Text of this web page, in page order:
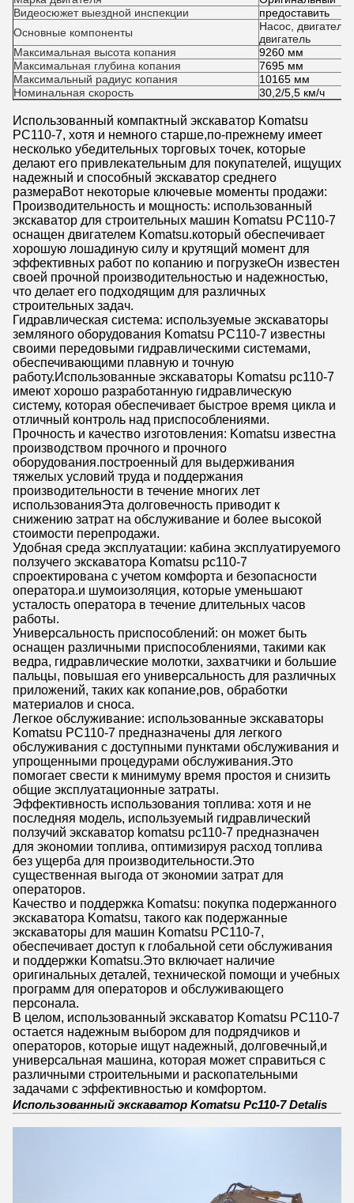
Видеосюжет выездной инспекции
предоставить
Основные компоненты
Насос,
двигатель
Максимальная высота копания
9260 мм
Максимальная глубина копания
7695 мм
Максимальный радиус копания
10165 мм
Номинальная скорость
30,2/5,5 км/ч
Использованный компактный экскаватор Komatsu
PC110-7, хотя и немного старше,по-прежнему имеет
несколько убедительных торговых точек, которые
делают его привлекательным для покупателей, ищущих
надежный и способный экскаватор среднего
размераВот некоторые ключевые моменты продажи:
Производительность и мощность: использованный
экскаватор для строительных машин Komatsu PC110-7
оснащен двигателем Komatsu.который обеспечивает
хорошую лошадиную силу и крутящий момент для
эффективных работ по копанию и погрузкеОн известен
своей прочной производительностью и надежностью,
что делает его подходящим для различных
строительных задач.
Гидравлическая система: используемые экскаваторы
земляного оборудования Komatsu PC110-7 известны
своими передовыми гидравлическими системами,
обеспечивающими плавную и точную
работу.Использованные экскаваторы Komatsu pc110-7
имеют хорошо разработанную гидравлическую
систему, которая обеспечивает быстрое время цикла и
отличный контроль над приспособлениями.
Прочность и качество изготовления: Komatsu известна
производством прочного и прочного
оборудования.построенный для выдерживания
тяжелых условий труда и поддержания
производительности в течение многих лет
использованияЭта долговечность приводит к
снижению затрат на обслуживание и более высокой
стоимости перепродажи.
Удобная среда эксплуатации: кабина эксплуатируемого
ползучего экскаватора Komatsu pc110-7
спроектирована с учетом комфорта и безопасности
оператора.и шумоизоляция, которые уменьшают
усталость оператора в течение длительных часов
работы.
Универсальность приспособлений: он может быть
оснащен различными приспособлениями, такими как
ведра, гидравлические молотки, захватчики и большие
пальцы, повышая его универсальность для различных
приложений, таких как копание,ров, обработки
материалов и сноса.
Легкое обслуживание: использованные экскаваторы
Komatsu PC110-7 предназначены для легкого
обслуживания с доступными пунктами обслуживания и
упрощенными процедурами обслуживания.Это
помогает свести к минимуму время простоя и снизить
общие эксплуатационные затраты.
Эффективность использования топлива: хотя и не
последняя модель, используемый гидравлический
ползучий экскаватор komatsu pc110-7 предназначен
для экономии топлива, оптимизируя расход топлива
без ущерба для производительности.Это
существенная выгода от экономии затрат для
операторов.
Качество и поддержка Komatsu: покупка подержанного
экскаватора Komatsu, такого как подержанные
экскаваторы для машин Komatsu PC110-7,
обеспечивает доступ к глобальной сети обслуживания
и поддержки Komatsu.Это включает наличие
оригинальных деталей, технической помощи и учебных
программ для операторов и обслуживающего
персонала.
В целом, использованный экскаватор Komatsu PC110-7
остается надежным выбором для подрядчиков и
операторов, которые ищут надежный, долговечный,и
универсальная машина, которая может справиться с
различными строительными и раскопательными
задачами с эффективностью и комфортом.
Использованный экскаватор Komatsu Pc110-7 Detalis